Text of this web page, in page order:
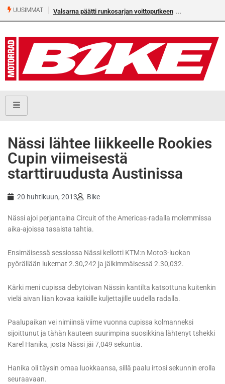
UUSIMMAT Valsarna päätti runkosarjan voittoputkeen
Nässi lähtee liikkeelle Rookies
Cupin viimeisestä
starttiruudusta Austinissa
20 huhtikuun, 2013 Bike
Nässi ajoi perjantaina Circuit of the Americas-radalla molemmissa
aika-ajoissa tasaista tahtia.
Ensimäisessä sessiossa Nässi kellotti KTM:n Moto3-luokan
pyörällään lukemat 2.30,242 ja jälkimmäisessä 2.30,032.
Kärki meni cupissa debytoivan Nässin kantilta katsottuna kuitenkin
vielä aivan liian kovaa kaikille kuljettajille uudella radalla.
Paalupaikan vei nimiinsä viime vuonna cupissa kolmanneksi
sijoittunut ja tähän kauteen suurimpina suosikkina lähtenyt tshekki
Karel Hanika, josta Nässi jäi 7,049 sekuntia.
Hanika oli täysin omaa luokkaansa, sillä paalu irtosi sekunnin erolla
seuraavaan.